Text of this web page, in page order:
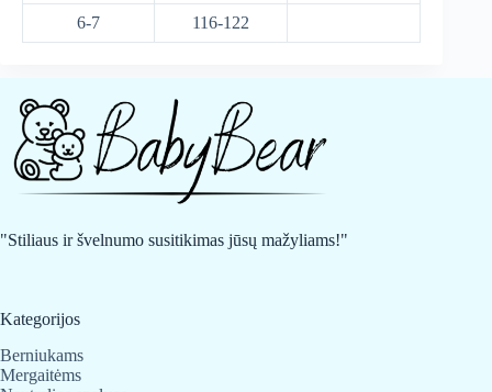
6-7 116-122
"Stiliaus ir švelnumo susitikimas jūsų mažyliams!"
Kategorijos
Berniukams
Mergaitėms